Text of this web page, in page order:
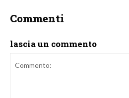
Commenti
lascia un commento